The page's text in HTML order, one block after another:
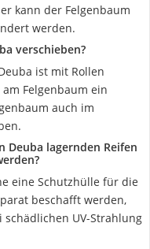
kann der Felgenbaum
werden.
verschieben?
ist mit Rollen
Felgenbaum ein
auch im
Deuba lagernden Reifen
eine Schutzhülle für die
beschafft werden,
UV-Strahlung